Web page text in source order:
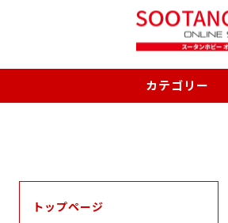
カテゴリー
トップページ